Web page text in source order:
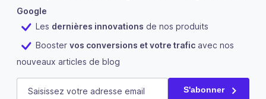
Google
Les dernières innovations de nos produits
Booster vos conversions et votre trafic avec nos
nouveaux articles de blog
Phone
E-mail (Nécessaire) S'abonner